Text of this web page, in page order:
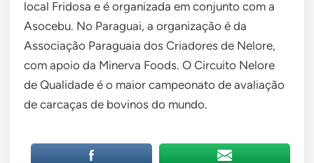
local Fridosa e é organizada em conjunto com a
Asocebu. No Paraguai, a organização é da
Associação Paraguaia dos Criadores de Nelore,
com apoio da Minerva Foods. O Circuito Nelore
de Qualidade é o maior campeonato de avaliação
de carcaças de bovinos do mundo.